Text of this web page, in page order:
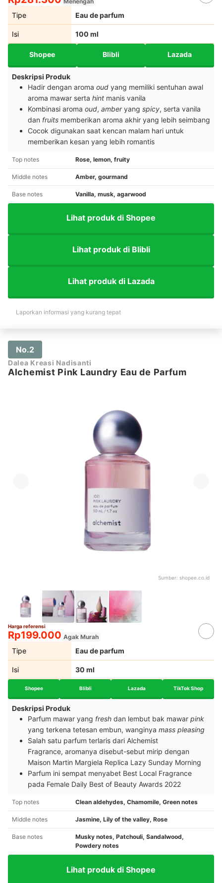
Tipe Eau de parfum
Isi 100 ml
Shopee Blibli Lazada
Deskripsi Produk
Hadir dengan aroma oud yang memiliki sentuhan awal
aroma mawar serta hint manis vanila
Kombinasi aroma oud, amberyang spicy, serta vanila
dan fruits memberikan aroma akhir yang lebih seimbang
Cocok digunakan saat kencan malam hari untuk
memberikan kesan yang lebih romantis
Top notes Rose, lemon, fruity
Middle notes Amber, gourmand
Base notes Vanilla, musk, agarwood
Lihat produk di Shopee
Lihat produk di Blibli
Lihat produk di Lazada
Laporkan informasi yang kurang tepat
No.2
Dalea Kreasi Nadisanti
Alchemist Pink Laundry Eau de Parfum
Sumber: shopee.co.id
Harga referensi
Rp199.000 Agak Murah
Tipe Eau de parfum
Isi 30 ml
Shopee Blibli Lazada TikTok Shop
Deskripsi Produk
Parfum mawar yang fresh dan lembut bak mawar pink
yang terkena tetesan embun, wanginya mass pleasing
Salah satu parfum terlaris dari Alchemist
Fragrance, aromanya disebut-sebut mirip dengan
Maison Martin Margiela Replica Lazy Sunday Morning
Parfum ini sempat menyabet Best Local Fragrance
pada Female Daily Best of Beauty Awards 2022
Top notes Clean aldehydes, Chamomile, Green notes
Middle notes Jasmine, Lily of the valley, Rose
Base notes
Musky notes, Patchouli, Sandalwood,
Powdery notes
Lihat produk di Shopee